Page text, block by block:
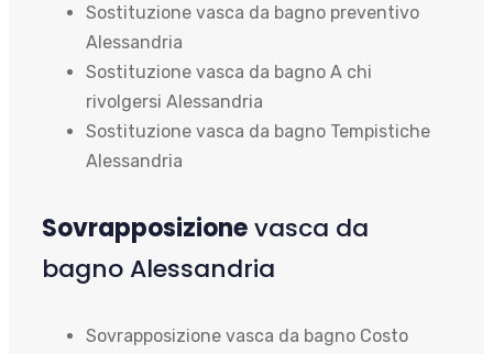
Sostituzione vasca da bagno preventivo
Alessandria
Sostituzione vasca da bagno A chi
rivolgersi Alessandria
Sostituzione vasca da bagno Tempistiche
Alessandria
Sovrapposizionevasca da
bagno Alessandria
Sovrapposizione vasca da bagno Costo